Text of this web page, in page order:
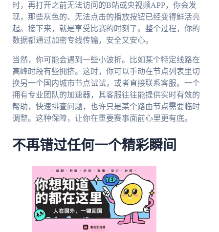
时，再打开之前无法访问的B站或央视频APP，你会发
现，那些灰色的、无法点击的播放按钮已经变得鲜活亮
起。接下来，就是享受比赛的时刻了。整个过程，你的
数据都通过加密专线传输，安全又安心。
当然，你可能会遇到一些小波折。比如某个特定线路在
高峰时段有些拥挤。这时，你可以手动在节点列表里切
换另一个国内城市节点试试，或者直接联系客服。一个
拥有专业团队的加速器，其客服往往能提供实时有效的
帮助，快速排查问题，也许只是某个路由节点需要临时
调整。这种保障，让你在重要赛事面前心里更有底。
不再错过任何一个精彩瞬间